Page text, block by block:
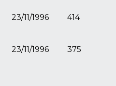
23/11/1996 414
23/11/1996 375